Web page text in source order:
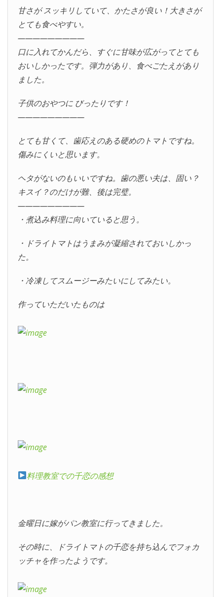
甘さが スッキリしていて、かたさが良い！大きさが
とても食べやすい。
—————————
口に入れてかんだら、すぐに甘味が広がってとても
おいしかったです。弾力があり、食べごたえがあり
ました。
子供のおやつに びったりです！
—————————
とても甘くて、歯応えのある硬めのトマトですね。
傷みにくいと思います。
ヘタがないのもいいですね。歯の悪い夫は、固い？
キスイ？のだけが難、後は完璧。
—————————
・煮込み料理に向いていると思う。
・ドライトマトはうまみが凝縮されておいしかっ
た。
・冷凍してスムージーみたいにしてみたい。
作っていただいたものは
料理教室での千恋の感想
金曜日に嫁がパン教室に行ってきました。
その時に、ドライトマトの千恋を持ち込んでフォカ
ッチャを作ったようです。